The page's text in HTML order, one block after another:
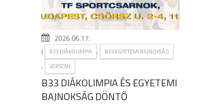
2026.06.17.
| B33 DIÁKOLIMPIA , B33 EGYETEMI BAJNOKSÁG
, VERSENY
B33 DIÁKOLIMPIA ÉS EGYETEMI
BAJNOKSÁG DÖNTŐ